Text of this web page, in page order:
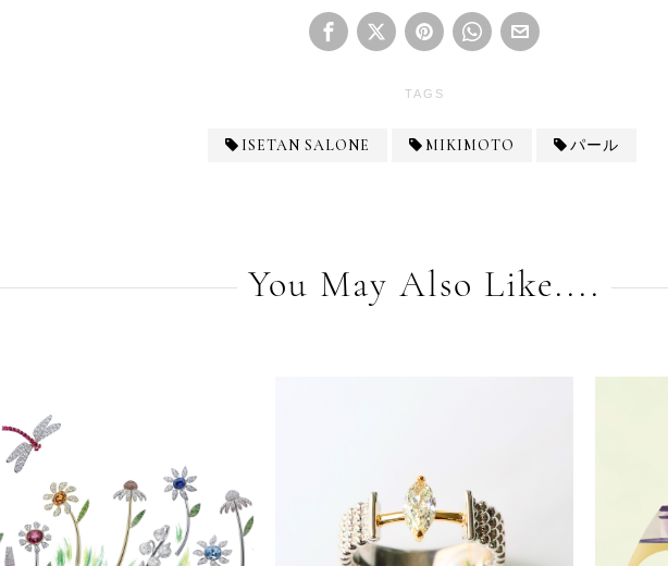
TAGS
ISETAN SALONE MIKIMOTO パール
You May Also Like....